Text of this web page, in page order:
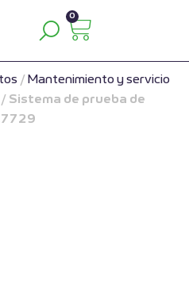
0
/ Mantenimiento y servicio
/ Sistema de prueba de